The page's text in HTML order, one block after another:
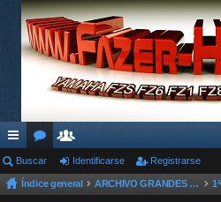
nl
ac
or
os
su
ari
Buscar Identificarse Registrarse
Índice general ARCHIVO GRANDES KDD´s Y OTROS EVENTOS